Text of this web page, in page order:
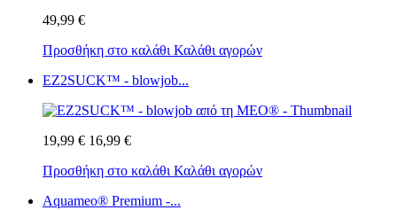
49,99 €
Προσθήκη στο καλάθι Καλάθι αγορών
EZ2SUCK™ - blowjob...
19,99 € 16,99 €
Προσθήκη στο καλάθι Καλάθι αγορών
Aquameo® Premium -...